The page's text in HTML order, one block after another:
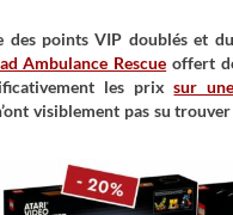
des points VIP doublés et
Ambulance Rescue offert
les prixsur
visiblement pas su